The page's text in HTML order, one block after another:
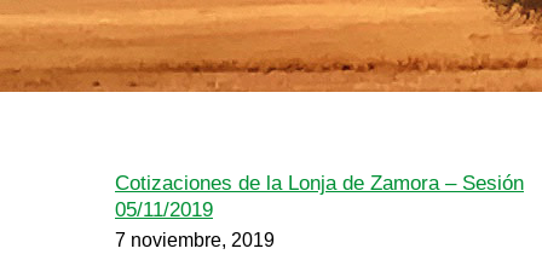
Cotizaciones de la Lonja de Zamora – Sesión
05/11/2019
7 noviembre, 2019